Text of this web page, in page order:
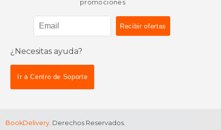
promociones
¿Necesitas ayuda?
Ir a Centro de Soporte
BookDelivery . Derechos Reservados.